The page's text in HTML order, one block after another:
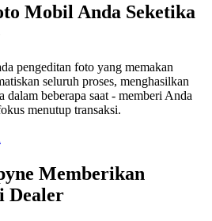
Mobil Anda Seketika
pengeditan foto yang memakan
seluruh proses, menghasilkan
dalam beberapa saat - memberi Anda
menutup transaksi.
Memberikan
Dealer